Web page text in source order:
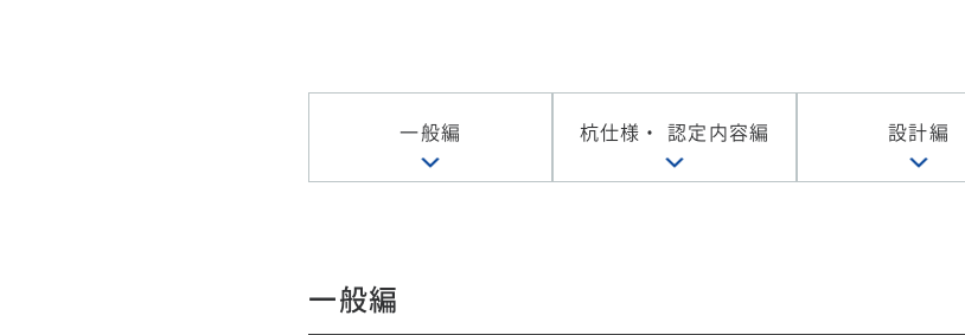
一般編 杭仕様・ 認定内容編 設計編
一般編